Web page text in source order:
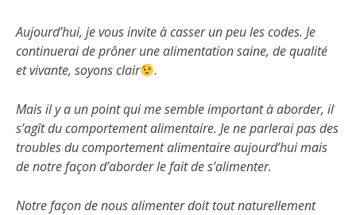
Aujourd’hui, je vous invite à casser un peu les codes. Je
continuerai de prôner une alimentation saine, de qualité
et vivante, soyons clair
.
Mais il y a un point qui me semble important à aborder, il
s’agît du comportement alimentaire. Je ne parlerai pas des
troubles du comportement alimentaire aujourd’hui mais
de notre façon d’aborder le fait de s’alimenter.
Notre façon de nous alimenter doit tout naturellement